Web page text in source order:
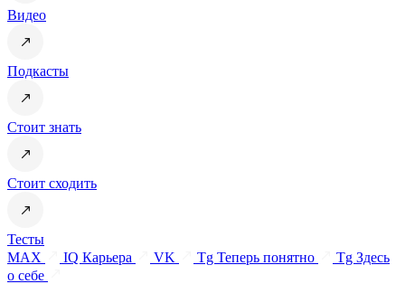
Видео
Подкасты
Стоит знать
Стоит сходить
Тесты
MAX
IQ Карьера VK Tg Теперь понятно
Tg Здесь
о себе